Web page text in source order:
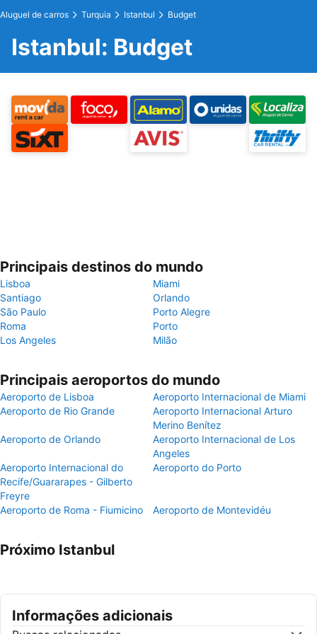
Aluguel de carros Turquia Istanbul Budget
Istanbul: Budget
Principais destinos do mundo
Lisboa
Miami
Santiago
Orlando
São Paulo
Porto Alegre
Roma
Porto
Los Angeles
Milão
Principais aeroportos do mundo
Aeroporto de Lisboa
Aeroporto Internacional de Miami
Aeroporto de Rio Grande
Aeroporto Internacional Arturo
Merino Benítez
Aeroporto de Orlando
Aeroporto Internacional de Los
Angeles
Aeroporto Internacional do
Recife/Guararapes - Gilberto
Freyre
Aeroporto do Porto
Aeroporto de Roma - Fiumicino Aeroporto de Montevidéu
Próximo Istanbul
Informações adicionais